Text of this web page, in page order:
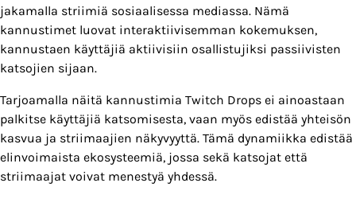
jakamalla striimiä sosiaalisessa mediassa. Nämä
kannustimet luovat interaktiivisemman kokemuksen,
kannustaen käyttäjiä aktiivisiin osallistujiksi passiivisten
katsojien sijaan.
Tarjoamalla näitä kannustimia Twitch Drops ei ainoastaan
palkitse käyttäjiä katsomisesta, vaan myös edistää yhteisön
kasvua ja striimaajien näkyvyyttä. Tämä dynamiikka edistää
elinvoimaista ekosysteemiä, jossa sekä katsojat että
striimaajat voivat menestyä yhdessä.